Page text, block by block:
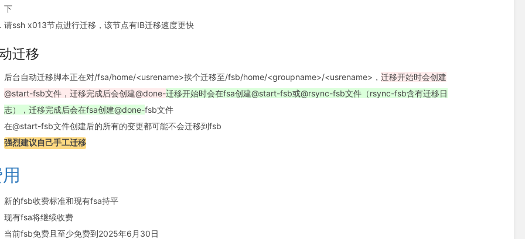
下
请ssh x013节点进行迁移，该节点有IB迁移速度更快
迁移
后台自动迁移脚本正在对/fsa/home/<usrename>挨个迁移至/fsb/home/<groupname>/<usrename>，迁移开始时会创建
@start-fsb文件，迁移完成后会创建@done-迁移开始时会在fsa创建@start-fsb或@rsync-fsb文件（rsync-fsb含有迁移日
志），迁移完成后会在fsa创建@done-fsb文件
在@start-fsb文件创建后的所有的变更都可能不会迁移到fsb
强烈建议自己手工迁移
新的fsb收费标准和现有fsa持平
现有fsa将继续收费
当前fsb免费且至少免费到2025年6月30日